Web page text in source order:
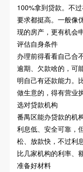
100%拿到贷款。不
要求都挺高。一般像
现的房产，更有机会
评估自身条件
办理前得看看自己合
逾期、欠款啥的，可
明自己有还款能力。
做生意的，得有营业
选对贷款机构
番禺区能办贷款的机
利息低、安全可靠，
松、放款快，不过利
比几家机构的利率、
准备好材料